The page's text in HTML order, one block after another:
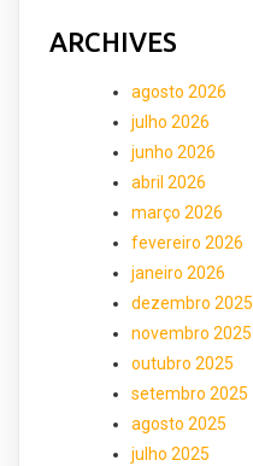
ARCHIVES
agosto 2026
julho 2026
junho 2026
abril 2026
março 2026
fevereiro 2026
janeiro 2026
dezembro 2025
novembro 2025
outubro 2025
setembro 2025
agosto 2025
julho 2025